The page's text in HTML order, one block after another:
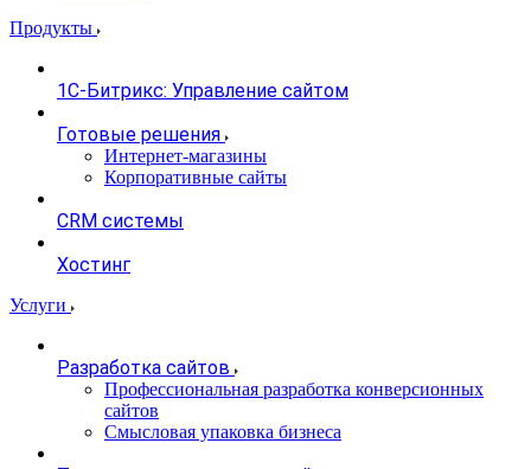
Продукты
1С-Битрикс: Управление сайтом
Готовые решения
Интернет-магазины
Корпоративные сайты
CRM системы
Хостинг
Услуги
Разработка сайтов
Профессиональная разработка конверсионных
сайтов
Смысловая упаковка бизнеса